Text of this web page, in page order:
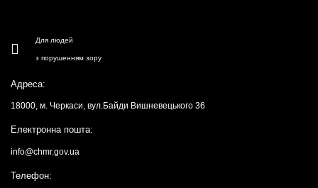
Для людей
з порушенням зору
Адреса:
18000, м. Черкаси, вул.Байди Вишневецького 36
Електронна пошта:
info@chmr.gov.ua
Телефон: